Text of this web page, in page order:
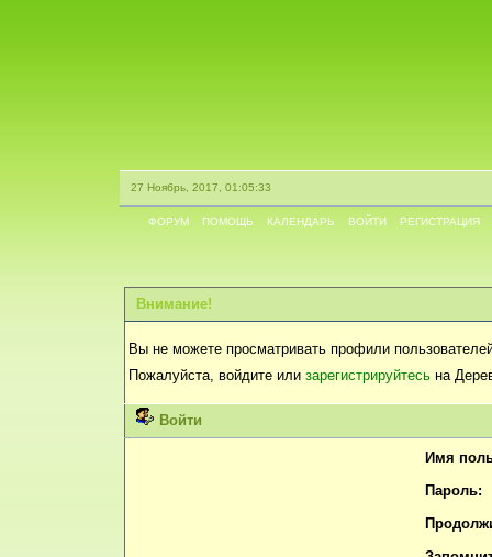
27 Ноябрь, 2017, 01:05:33
ФОРУМ ПОМОЩЬ КАЛЕНДАРЬ ВОЙТИ РЕГИСТРАЦИЯ
Внимание!
Вы не можете просматривать профили
Пожалуйста, войдите или зарегистрируйтесь на
Войти
Имя
Пароль: